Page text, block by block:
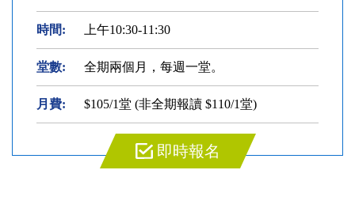
時間: 上午10:30-11:30
堂數: 全期兩個月，每週一堂。
月費: $105/1堂 (非全期報讀 $110/1堂)
即時報名